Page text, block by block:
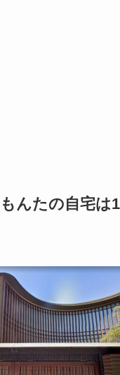
もんたの自宅は